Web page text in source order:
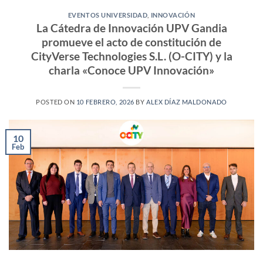
EVENTOS UNIVERSIDAD INNOVACIÓN
La Cátedra de Innovación UPV Gandia
promueve el acto de constitución de
CityVerse Technologies S.L. (O-CITY) y la
charla «Conoce UPV Innovación»
POSTED ON 10 FEBRERO, 2026 BYALEX DÍAZ MALDONADO
10
Feb